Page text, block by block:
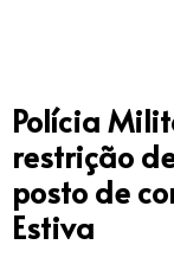
Polícia
restrição
posto de
Estiva